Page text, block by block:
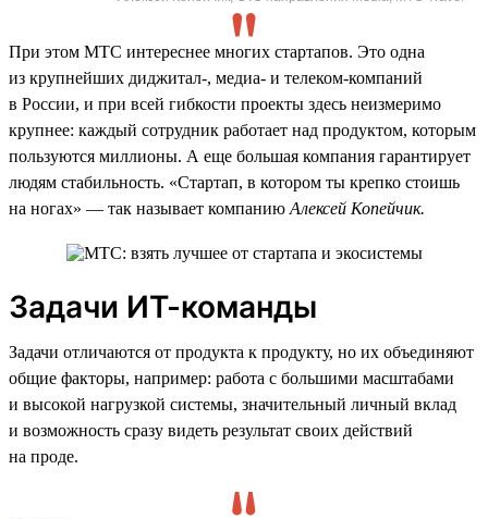
При этом МТС интереснее многих стартапов. Это одна
из крупнейших диджитал-, медиа- и телеком-компаний
в России, и при всей гибкости проекты здесь неизмеримо
крупнее: каждый сотрудник работает над продуктом, которым
пользуются миллионы. А еще большая компания гарантирует
людям стабильность. «Стартап, в котором ты крепко стоишь
на ногах» — так называет компанию Алексей Копейчик.
Задачи ИТ-команды
Задачи отличаются от продукта к продукту, но их объединяют
общие факторы, например: работа с большими масштабами
и высокой нагрузкой системы, значительный личный вклад
и возможность сразу видеть результат своих действий
на проде.